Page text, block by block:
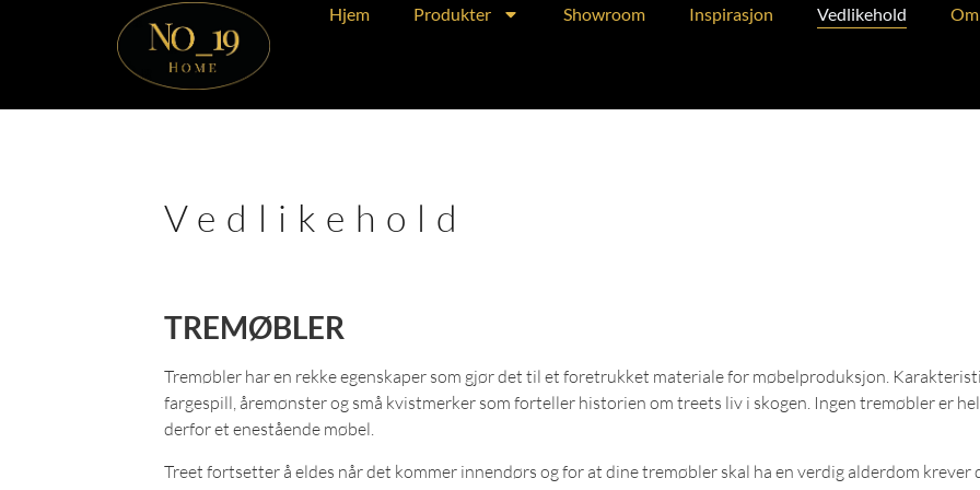
Hjem Produkter Showroom Inspirasjon Vedlikehold
Vedlikehold
TREMØBLER
Tremøbler har en rekke egenskaper som gjør det til et foretrukket materiale for møbelproduksjon.
fargespill, åremønster og små kvistmerker som forteller historien om treets liv i skogen. Ingen tremøbler er
derfor et enestående møbel.
Treet fortsetter å eldes når det kommer innendørs og for at dine tremøbler skal ha en verdig alderdom